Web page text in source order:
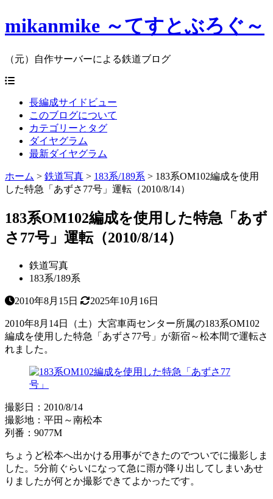
mikanmike ～てすとぶろぐ～
（元）自作サーバーによる鉄道ブログ
長編成サイドビュー
このブログについて
カテゴリーとタグ
ダイヤグラム
最新ダイヤグラム
ホーム > 鉄道写真 > 183系/189系 > 183系OM102編成を使用
した特急「あずさ77号」運転（2010/8/14）
183系OM102編成を使用した特急「あず
さ77号」運転（2010/8/14）
鉄道写真
183系/189系
2010年8月15日 2025年10月16日
2010年8月14日（土）大宮車両センター所属の183系OM102
編成を使用した特急「あずさ77号」が新宿～松本間で運転さ
れました。
撮影日：2010/8/14
撮影地：平田～南松本
列番：9077M
ちょうど松本へ出かける用事ができたのでついでに撮影しま
した。5分前ぐらいになって急に雨が降り出してしまいあせ
りましたが何とか撮影できてよかったです。